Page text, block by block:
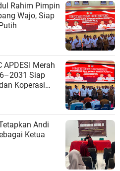
Rahim Pimpin
Wajo, Siap
APDESI Merah
Siap
Koperasi
Andi
Ketua